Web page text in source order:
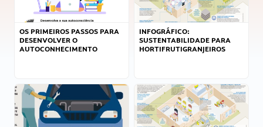
OS PRIMEIROS PASSOS PARA
DESENVOLVER O
AUTOCONHECIMENTO
INFOGRÁFICO:
SUSTENTABILIDADE PARA
HORTIFRUTIGRANJEIROS